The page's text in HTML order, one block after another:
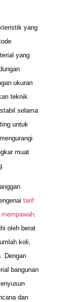
yang
yang
ukuran
teknik
selama
untuk
muat
tarif
.
oleh berat
koli,
Dengan
bangunan
dan